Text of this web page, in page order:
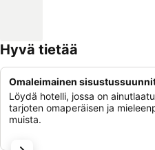
Hyvä tietää
Omaleimainen
Löydä hotelli, jossa on
tarjoten omaperäisen ja
muista.